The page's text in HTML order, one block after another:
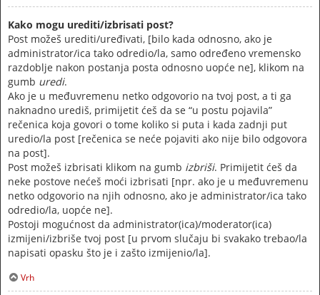
Kako mogu urediti/izbrisati post?
Post možeš urediti/uređivati, [bilo kada odnosno, ako je
administrator/ica tako odredio/la, samo određeno vremensko
razdoblje nakon postanja posta odnosno uopće ne], klikom na
gumb uredi.
Ako je u međuvremenu netko odgovorio na tvoj post, a ti ga
naknadno urediš, primijetit ćeš da se “u postu pojavila”
rečenica koja govori o tome koliko si puta i kada zadnji put
uredio/la post [rečenica se neće pojaviti ako nije bilo odgovora
na post].
Post možeš izbrisati klikom na gumb izbriši. Primijetit ćeš da
neke postove nećeš moći izbrisati [npr. ako je u međuvremenu
netko odgovorio na njih odnosno, ako je administrator/ica tako
odredio/la, uopće ne].
Postoji mogućnost da administrator(ica)/moderator(ica)
izmijeni/izbriše tvoj post [u prvom slučaju bi svakako trebao/la
napisati opasku što je i zašto izmijenio/la].
Vrh